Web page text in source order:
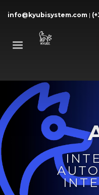
info@kyubisystem.com |